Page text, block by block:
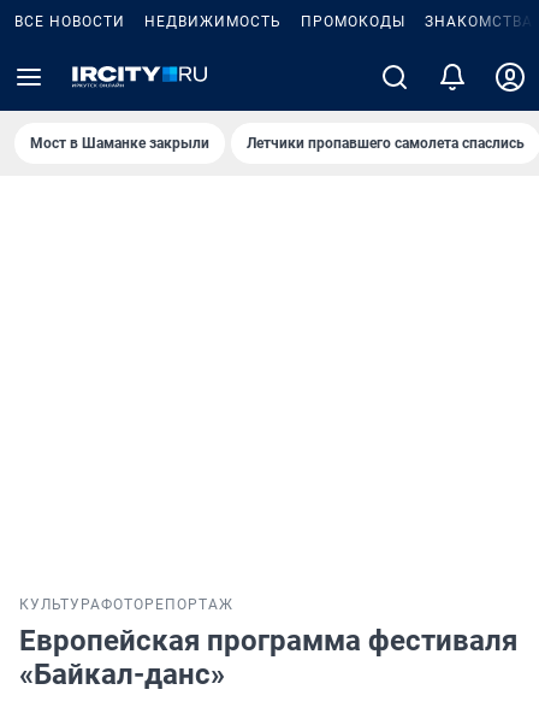
ВСЕ НОВОСТИ НЕДВИЖИМОСТЬ ПРОМОКОДЫ ЗНАКОМСТВА
Мост в Шаманке закрыли Летчики пропавшего самолета спаслись
КУЛЬТУРАФОТОРЕПОРТАЖ
Европейская программа фестиваля
«Байкал-данс»